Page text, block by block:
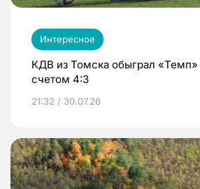
Интересное
КДВ из Томска обыграл «Темп»
счетом 4:3
21:32 / 30.07.26